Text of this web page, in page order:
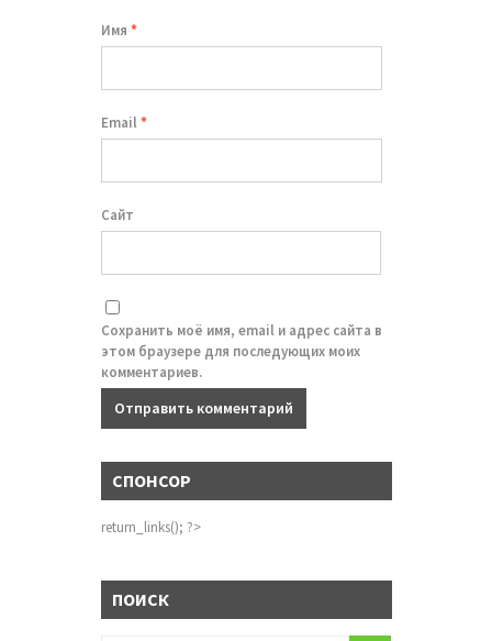
Имя *
Email*
Сайт
Сохранить моё имя, email и адрес сайта в
этом браузере для последующих моих
комментариев.
СПОНСОР
return_links(); ?>
ПОИСК